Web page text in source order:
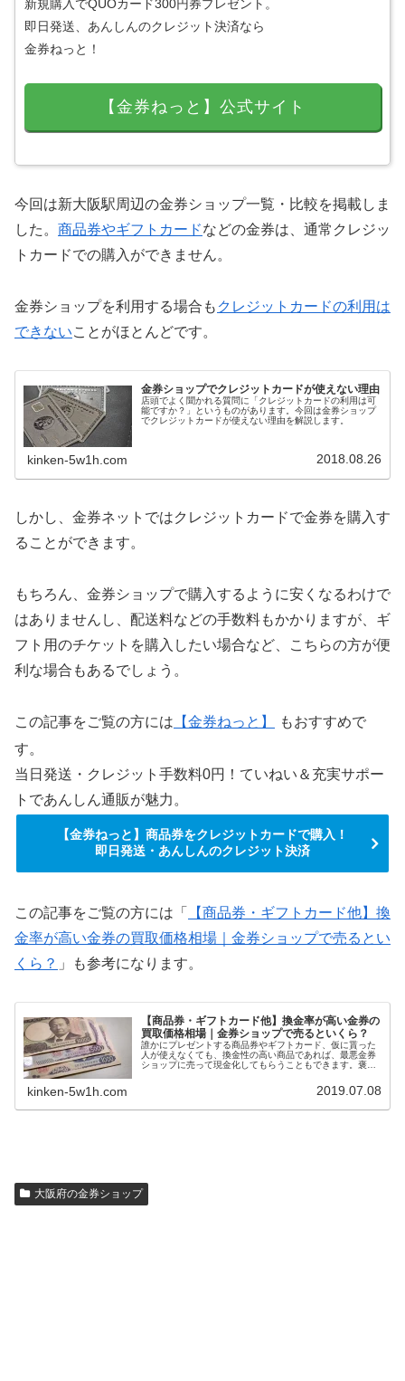
新規購入でQUOカード300円券プレゼント。
即日発送、あんしんのクレジット決済なら
金券ねっと！
【金券ねっと】公式サイト
今回は新大阪駅周辺の金券ショップ一覧・比較を掲載しま
した。 商品券やギフトカードなどの金券は、通常クレジッ
トカードでの購入ができません。
金券ショップを利用する場合も クレジットカードの利用は
できないことがほとんどです。
金券ショップでクレジットカードが使えない理由
店頭でよく聞かれる質問に「クレジットカードの利用は可
能ですか？」というものがあります。今回は金券ショップ
でクレジットカードが使えない理由を解説します。
kinken-5w1h.com 2018.08.26
しかし、金券ネットではクレジットカードで金券を購入す
ることができます。
もちろん、金券ショップで購入するように安くなるわけで
はありませんし、配送料などの手数料もかかりますが、ギ
フト用のチケットを購入したい場合など、こちらの方が便
利な場合もあるでしょう。
この記事をご覧の方には 【金券ねっと】
もおすすめで
す。
当日発送・クレジット手数料0円！ていねい＆充実サポー
トであんしん通販が魅力。
【金券ねっと】商品券をクレジットカードで購入！
即日発送・あんしんのクレジット決済
この記事をご覧の方には「
【商品券・ギフトカード他】換
金率が高い金券の買取価格相場｜金券ショップで売るとい
くら？ 」も参考になります。
【商品券・ギフトカード他】換金率が高い金券の
買取価格相場｜金券ショップで売るといくら？
誰かにプレゼントする商品券やギフトカード、仮に貰った
人が使えなくても、換金性の高い商品であれば、最悪金券
ショップに売って現金化してもらうこともできます。褒め
品券やギフトカードを選ぶと、自然に利用できる店舗が多
い金券をプレゼントすることにもなります。今回は、換金
kinken-5w1h.com 2019.07.08
大阪府の金券ショップ